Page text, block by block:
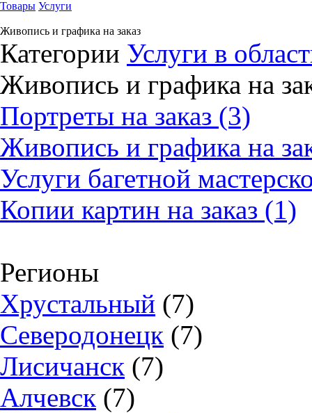
Товары Услуги
Живопись и графика на заказ
Категории Услуги в
Живопись и графика на
Портреты на заказ (3)
Живопись и графика на
Услуги багетной
Копии картин на заказ (1)
Регионы
Хрустальный (7)
Северодонецк (7)
Лисичанск (7)
Алчевск (7)